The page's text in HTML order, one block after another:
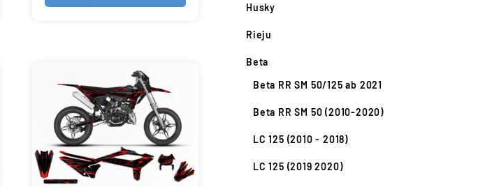
Husky
Rieju
Beta
Beta RR SM 50/125 ab 2021
Beta RR SM 50 (2010-2020)
LC 125 (2010 - 2018)
LC 125 (2019 2020)